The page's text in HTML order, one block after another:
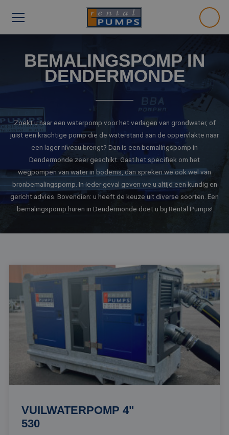
BEMALINGSPOMP IN
DENDERMONDE
Zoekt u naar een waterpomp voor het verlagen van grondwater, of
juist een krachtige pomp die de waterstand aan de oppervlakte naar
een lager niveau brengt? Dan is een bemalingspomp in
Dendermonde zeer geschikt. Gaat het specifiek om het
wegpompen van water in bodems, dan spreken we ook wel van
bronbemalingspomp. In ieder geval geven we u altijd een kundig en
gericht advies. Bovendien: u heeft de keuze uit diverse soorten. Een
bemalingspomp huren in Dendermonde doet u bij Rental Pumps!
VUILWATERPOMP 4"
530